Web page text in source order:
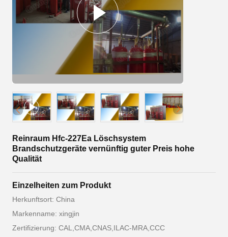
Reinraum Hfc-227Ea Löschsystem
Brandschutzgeräte vernünftig guter Preis hohe
Qualität
Einzelheiten zum Produkt
Herkunftsort: China
Markenname: xingjin
Zertifizierung: CAL,CMA,CNAS,ILAC-MRA,CCC